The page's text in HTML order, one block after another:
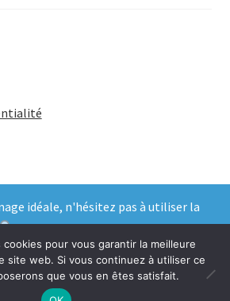
idéale, n'hésitez pas à utiliser la
pour vous garantir la meilleure
site web. Si vous continuez à utiliser ce
que vous en êtes satisfait.